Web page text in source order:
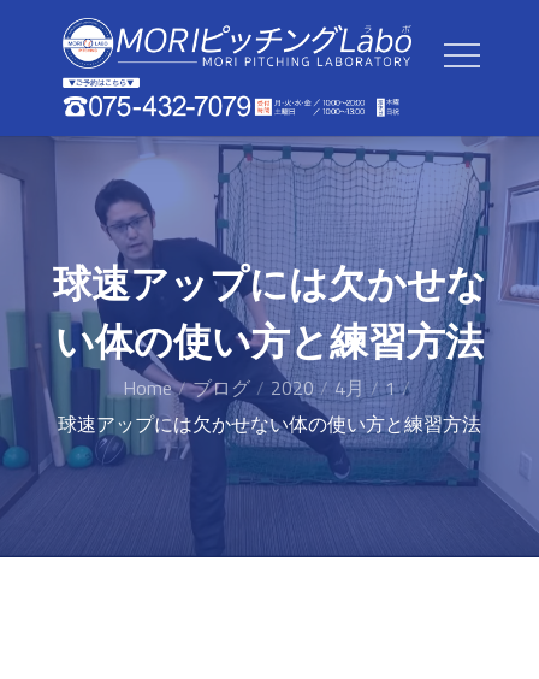
content
球速アップには欠かせな
い体の使い方と練習方法
Home ブログ 2020 4月
1
球速アップには欠かせない体の使い方と練習方法